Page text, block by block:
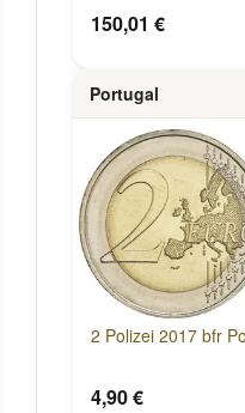
150,01 €
Portugal
2 Polizei 2017 bfr
4,90 €